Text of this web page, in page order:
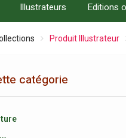
Illustrateurs Editions
Produit Illustrateur
catégorie